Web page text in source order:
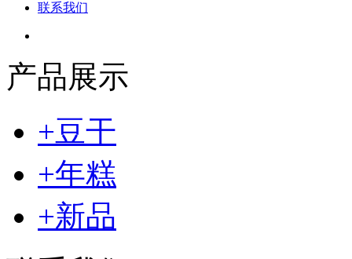
联系我们
产品展示
+豆干
+年糕
+新品